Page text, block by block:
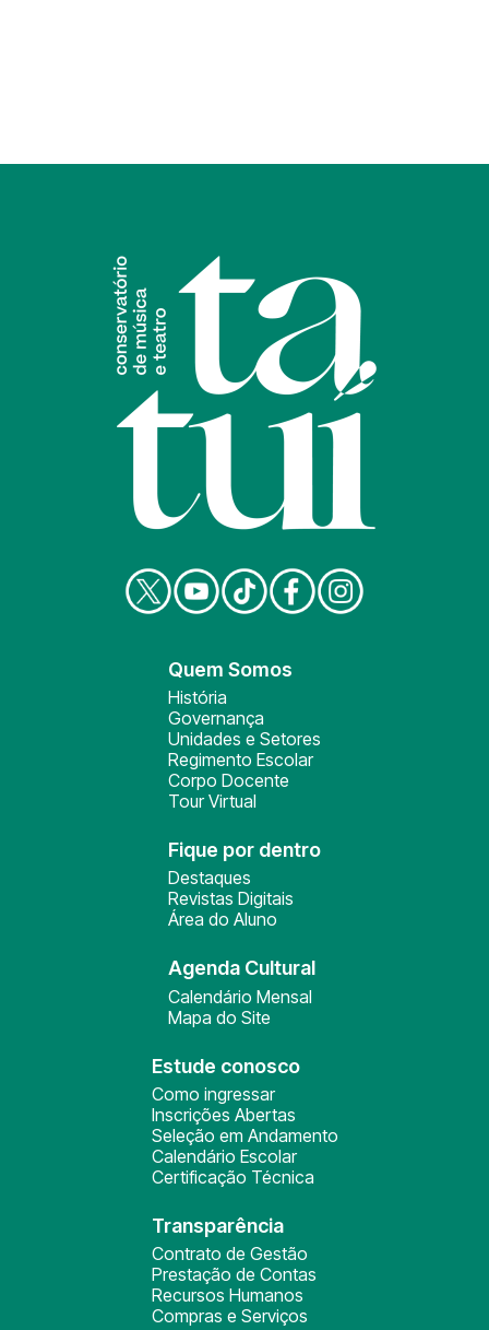
Quem Somos
História
Governança
Unidades e Setores
Regimento Escolar
Corpo Docente
Tour Virtual
Fique por dentro
Destaques
Revistas Digitais
Área do Aluno
Agenda Cultural
Calendário Mensal
Mapa do Site
Estude conosco
Como ingressar
Inscrições Abertas
Seleção em Andamento
Calendário Escolar
Certificação Técnica
Transparência
Contrato de Gestão
Prestação de Contas
Recursos Humanos
Compras e Serviços